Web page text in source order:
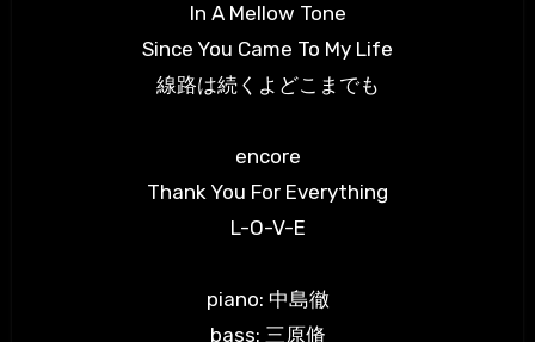
In A Mellow Tone
Since You Came To My Life
線路は続くよどこまでも
encore
Thank You For Everything
L-O-V-E
piano: 中島徹
bass: 三原脩